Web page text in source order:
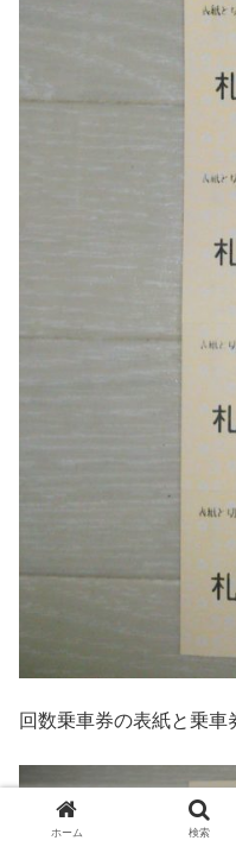
回数乗車券の表紙と乗車
ホーム 検索